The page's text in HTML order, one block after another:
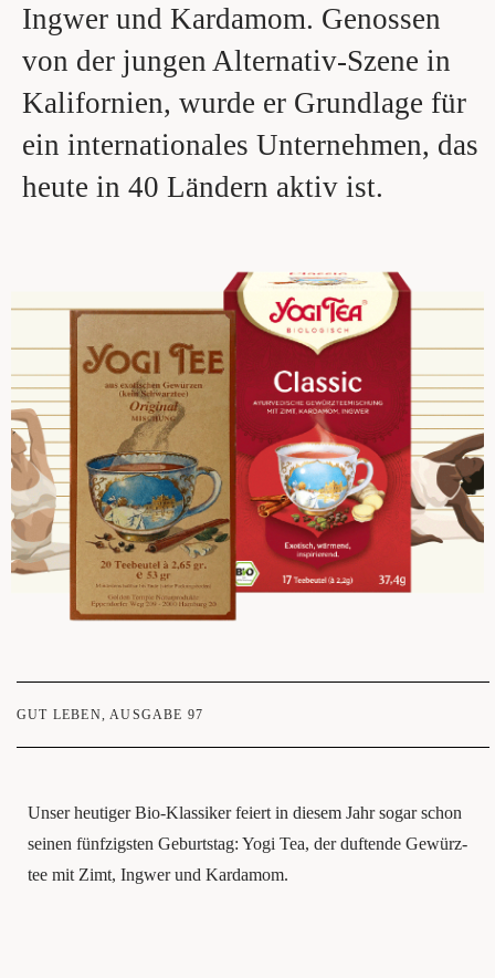
Ingwer und Kardamom. Genossen
von der jungen Alternativ-Szene in
Kalifornien, wurde er Grundlage für
ein internationales Unternehmen, das
heute in 40 Ländern aktiv ist.
GUT LEBEN AUSGABE 97
Unser heu­ti­ger Bio-Klas­si­ker fei­ert in die­sem Jahr sogar schon
sei­nen fünf­zigs­ten Geburts­tag: Yogi Tea, der duf­ten­de Gewürz­
tee mit Zimt, Ing­wer und Kardamom.